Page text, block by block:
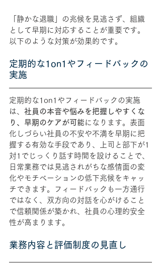
「静かな退職」の兆候を見逃さず、組織
として早期に対応することが重要です。
以下のような対策が効果的です。
定期的な1on1やフィードバックの
実施
定期的な1on1やフィードバックの実施
は、 社員の本音や悩みを把握しやすくな
り、早期のケアが可能 になります。表面
化しづらい社員の不安や不満を早期に把
握する有効な手段であり、上司と部下が1
対1でじっくり話す時間を設けることで、
日常業務では見逃されがちな感情面の変
化やモチベーションの低下兆候をキャッ
チできます。フィードバックも一方通行
ではなく、双方向の対話を心がけること
で信頼関係が築かれ、社員の心理的安全
性が高まります。
業務内容と評価制度の見直し